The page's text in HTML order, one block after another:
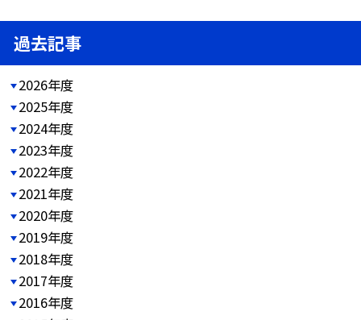
過去記事
2026年度
2025年度
2024年度
2023年度
2022年度
2021年度
2020年度
2019年度
2018年度
2017年度
2016年度